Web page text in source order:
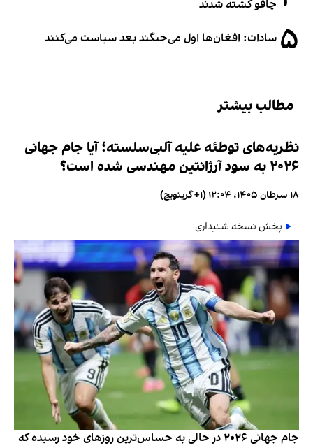
چاقو کشته شدند
۵ سادات: افغان‌ها اول می‌جنگند بعد سیاست می‌کنند
مطالب بیشتر
نظریه‌های توطئه علیه آلبی‌سلسته؛ آیا جام جهانی
۲۰۲۶ به سود آرژانتین مهندسی شده است؟
۱۸ سرطان ۱۴۰۵، ۱۲:۰۴ (‎+۱ گرینویچ)
پخش نسخه شنیداری
جام جهانی ۲۰۲۶ در حالی به حساس‌ترین روزهای خود رسیده که